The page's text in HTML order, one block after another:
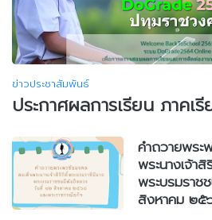
ข่าวประชาสัมพันธ์
ประกาศผลการเรียน ภาค
คำถวายพระ
พระนางเจ้า
พระบรมรา
สิงหาคม ๒๕